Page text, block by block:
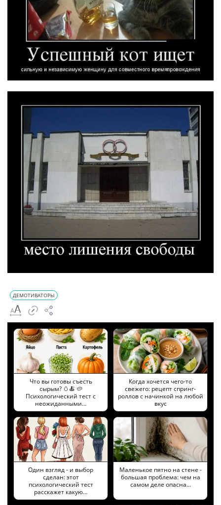
ДЕМОТИВАТОРЫ
Что вы готовы съесть
сырым? 🥚🍝 🥔
Психологический тест с
неожиданными…
Когда хочется чего-то
свежего: рецепт спринг-
роллов с начинкой на любой
вкус
Один взгляд - и выбор
сделан: этот
психологический тест
расскажет какую…
Маленькое пятно на стене -
большая проблема: чем на
самом деле опасна…